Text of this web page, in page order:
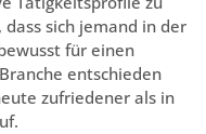
sich jemand in der
für einen
entschieden
zufriedener als in